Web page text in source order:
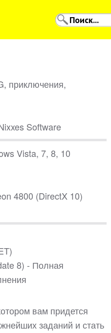
приключения,
Software
Vista, 7, 8, 10
4800 (DirectX 10)
8) - Полная
вам придется
заданий и стать